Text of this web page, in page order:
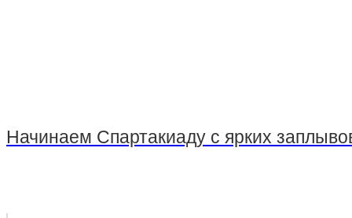
Начинаем Спартакиаду с ярких